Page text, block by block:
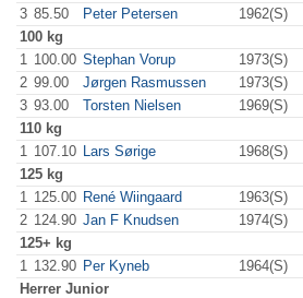
3 85.50 Peter Petersen 1962(S)
100 kg
1 100.00 Stephan Vorup 1973(S)
2 99.00 Jørgen Rasmussen 1973(S)
3 93.00 Torsten Nielsen 1969(S)
110 kg
1 107.10 Lars Sørige 1968(S)
125 kg
1 125.00 René Wiingaard 1963(S)
2 124.90 Jan F Knudsen 1974(S)
125+ kg
1 132.90 Per Kyneb 1964(S)
Herrer Junior